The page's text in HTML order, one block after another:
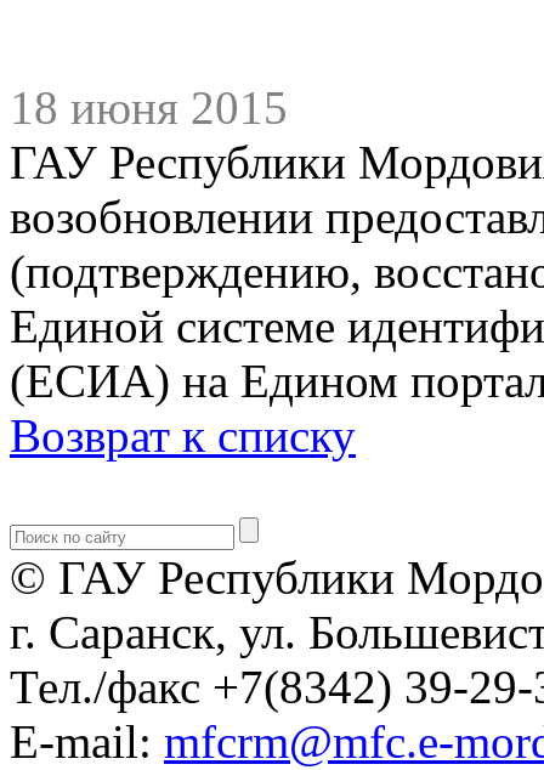
18 июня 2015
ГАУ Республики
возобновлении
(подтверждению,
Единой системе
(ЕСИА) на Едином
Возврат к списку
© ГАУ Республики
г. Саранск, ул.
Тел./факс +7(8342) 39-29-
E-mail: mfcrm@mfc.e-